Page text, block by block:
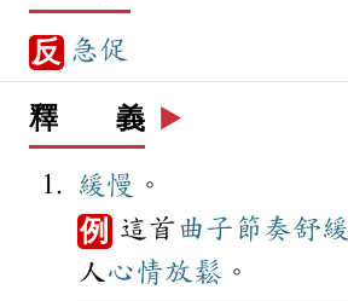
反 急促
釋 義 ▶️
緩慢 。
例 這首曲子 節奏舒緩
人心情放鬆 。